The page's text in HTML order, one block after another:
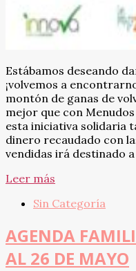
Estábamos deseando
¡volvemos a
montón de ganas de
mejor que con
esta iniciativa solidaria
dinero recaudado con
vendidas irá destinado a
Leer más
Sin Categoría
AGENDA
AL 26 DE MAYO